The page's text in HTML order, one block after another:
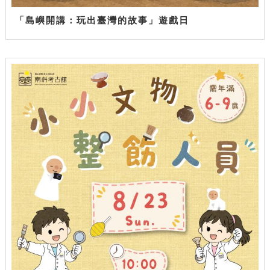
「島嶼開講：玩出臺灣的故事」遊戲日